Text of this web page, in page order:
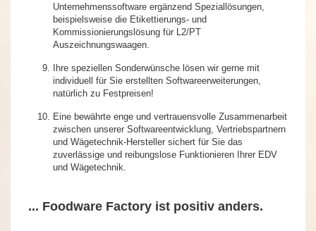
Unternehmenssoftware ergänzend Speziallösungen,
beispielsweise die Etikettierungs- und
Kommissionierungslösung für L2/PT
Auszeichnungswaagen.
Ihre speziellen Sonderwünsche lösen wir gerne mit
individuell für Sie erstellten Softwareerweiterungen,
natürlich zu Festpreisen!
Eine bewährte enge und vertrauensvolle Zusammenarbeit
zwischen unserer Softwareentwicklung, Vertriebspartnern
und Wägetechnik-Hersteller sichert für Sie das
zuverlässige und reibungslose Funktionieren Ihrer EDV
und Wägetechnik.
... Foodware Factory ist positiv anders.